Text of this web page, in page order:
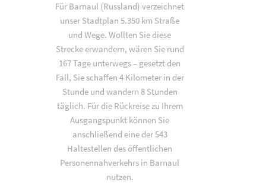
Für Barnaul (Russland) verzeichnet
unser Stadtplan 5.350 km Straße
und Wege. Wollten Sie diese
Strecke erwandern, wären Sie rund
167 Tage unterwegs – gesetzt den
Fall, Sie schaffen 4 Kilometer in der
Stunde und wandern 8 Stunden
täglich. Für die Rückreise zu Ihrem
Ausgangspunkt können Sie
anschließend eine der 543
Haltestellen des öffentlichen
Personennahverkehrs in Barnaul
nutzen.